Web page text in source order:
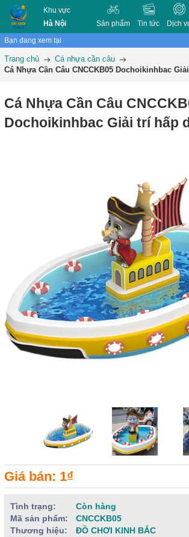
Khu vực
Hà Nội
Sản phẩm Tin tức Dịch
Bạn đang xem tại
Trang chủ
Cá nhựa cần câu
Cá Nhựa Cần Câu CNCCKB05 Dochoikinhbac
Cá Nhựa Cần Câu
Dochoikinhbac Giải trí hấp
Giá bán: 1₫
Tình trạng:
Còn hàng
Mã sản phẩm:
CNCCKB05
Thương hiệu:
ĐỒ CHƠI KINH BẮC